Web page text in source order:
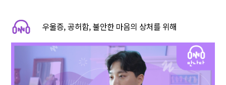
우울증, 공허함, 불안한 마음의 상처를 위해